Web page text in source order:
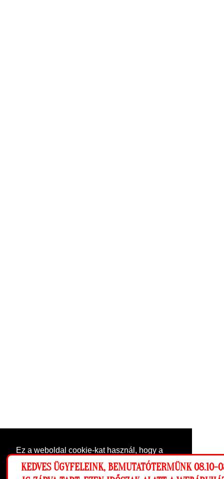
Ez a weboldal cookie-kat használ, hogy a
lehető legjobb élményt nyújtsa honlapunkon.
Beállítások
KEDVES ÜGYFELEINK, BEMUTATÓTERMÜNK 08.10-